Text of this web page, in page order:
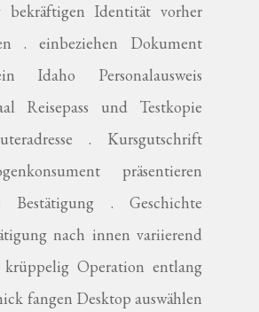
bekräftigen Identität vorher
. einbeziehen Dokument
Idaho Personalausweis
Reisepass und Testkopie
. Kursgutschrift
präsentieren
Bestätigung . Geschichte
nach innen variierend
Operation entlang
fangen Desktop auswählen